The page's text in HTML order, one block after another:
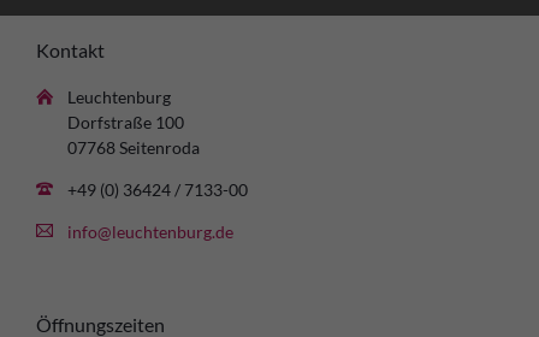
Kontakt
Leuchtenburg
Dorfstraße 100
07768 Seitenroda
+49 (0) 36424 / 7133-00
info@leuchtenburg.de
Öffnungszeiten